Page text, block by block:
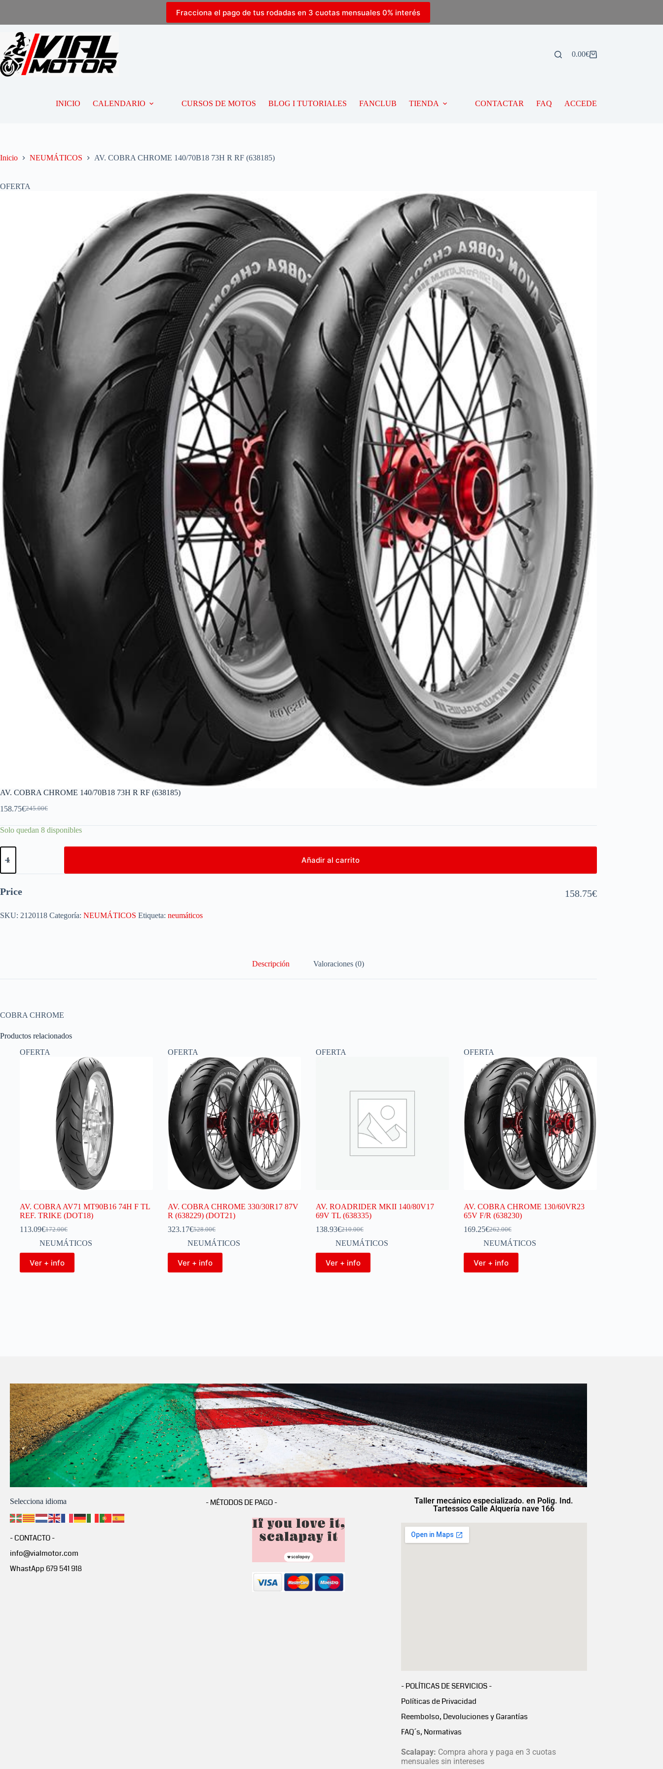
Fracciona el pago de tus rodadas en 3 cuotas mensuales 0% interés
0.00€
INICIO CALENDARIO CURSOS DE MOTOS BLOG I TUTORIALES FANCLUB TIENDA CONTACTAR FAQ ACCEDE
Inicio NEUMÁTICOS AV. COBRA CHROME 140/70B18 73H R RF (638185)
OFERTA
AV. COBRA CHROME 140/70B18 73H R RF (638185)
245.00€
158.75€
Solo quedan 8 disponibles
Añadir al carrito
Price 158.75€
SKU: 2120118 Categoría: NEUMÁTICOS Etiqueta: neumáticos
Descripción Valoraciones (0)
COBRA CHROME
Productos relacionados
OFERTA
AV. COBRA AV71 MT90B16 74H F TL
REF. TRIKE (DOT18)
172.00€
113.09€
NEUMÁTICOS
Ver + info
OFERTA
AV. COBRA CHROME 330/30R17 87V
R (638229) (DOT21)
528.00€
323.17€
NEUMÁTICOS
Ver + info
OFERTA
AV. ROADRIDER MKII 140/80V17
69V TL (638335)
210.00€
138.93€
NEUMÁTICOS
Ver + info
OFERTA
AV. COBRA CHROME 130/60VR23
65V F/R (638230)
262.00€
169.25€
NEUMÁTICOS
Ver + info
Selecciona idioma
- CONTACTO -
info@vialmotor.com
WhastApp 679 541 918
- MÉTODOS DE PAGO -
Taller mecánico especializado. en Polig. Ind.
Tartessos Calle Alquería nave 166
- POLÍTICAS DE SERVICIOS -
Políticas de Privacidad
Reembolso, Devoluciones y Garantías
FAQ´s, Normativas
Scalapay: Compra ahora y paga en 3 cuotas
mensuales sin intereses